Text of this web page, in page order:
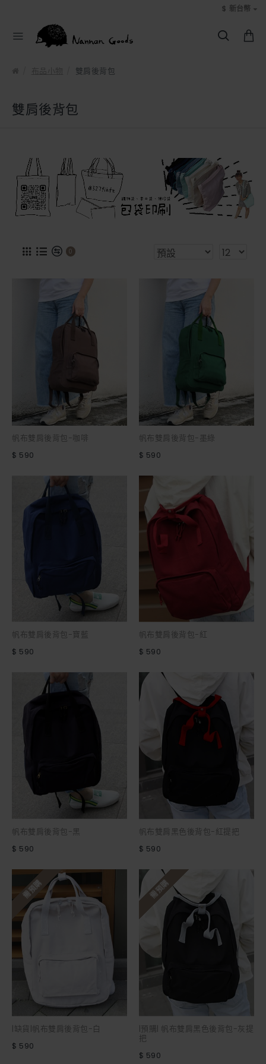
$ 新台幣
雙肩後背包
雙肩後背包
0
帆布雙肩後背包-咖啡
$ 590
帆布雙肩後背包-墨綠
$ 590
帆布雙肩後背包-寶藍
$ 590
帆布雙肩後背包-紅
$ 590
帆布雙肩後背包-黑
$ 590
帆布雙肩黑色後背包-紅提把
$ 590
需預購
|缺貨|帆布雙肩後背包-白
$ 590
需預購
|預購| 帆布雙肩黑色後背包-灰提
把
$ 590